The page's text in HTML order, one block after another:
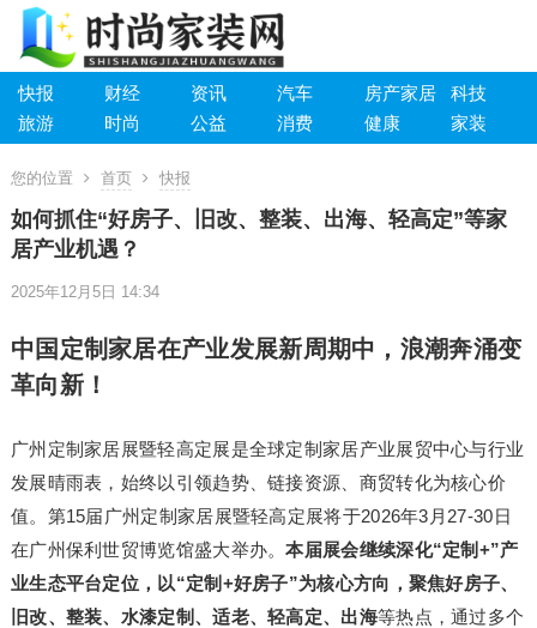
快报 财经 资讯 汽车 房产家居
科技
旅游
时尚 公益 消费 健康 家装
您的位置 首页 快报
如何抓住“好房子、旧改、整装、出海、轻高定”等家
居产业机遇？
2025年12月5日 14:34
中国定制家居在产业发展新周期中，浪潮奔涌变
革向新！
广州定制家居展暨轻高定展是全球定制家居产业展贸中心与行业
发展晴雨表，始终以引领趋势、链接资源、商贸转化为核心价
值。第15届广州定制家居展暨轻高定展将于2026年3月27-30日
在广州保利世贸博览馆盛大举办。本届展会继续深化“定制+”产
业生态平台定位，以“定制+好房子”为核心方向，聚焦好房子、
旧改、整装、水漆定制、适老、轻高定、出海等热点，通过多个